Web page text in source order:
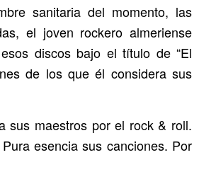
sanitaria del momento, las
el joven rockero almeriense
discos bajo el título de “El
de los que él considera sus
sus maestros por el rock & roll.
esencia sus canciones. Por